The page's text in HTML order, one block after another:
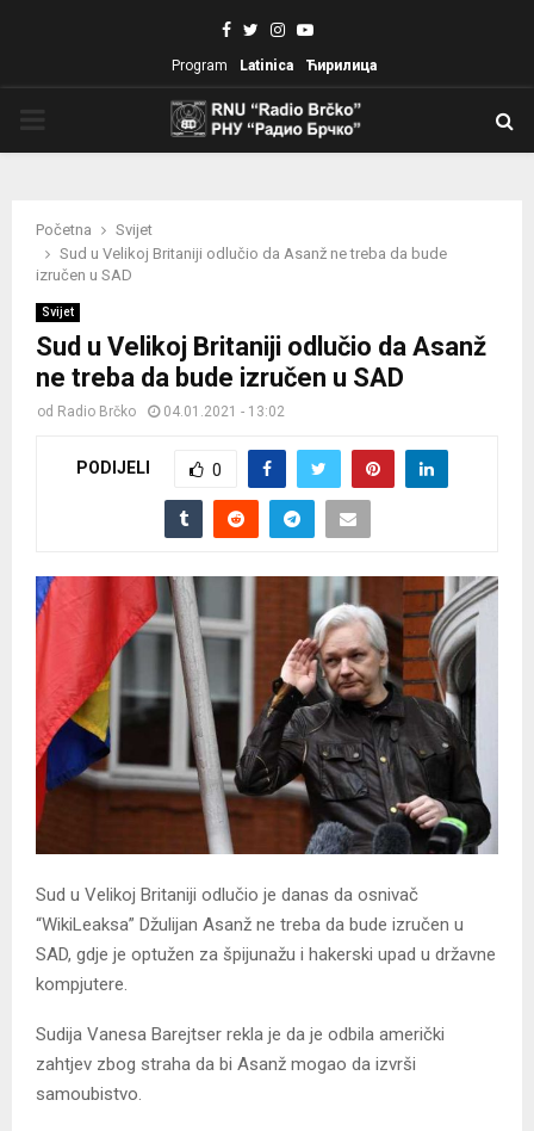
Facebook
TwitterInstagram
Youtube
Program Latinica Ћирилица
Početna
Svijet
Sud u Velikoj Britaniji odlučio da Asanž ne treba da bude
izručen u SAD
Svijet
Sud u Velikoj Britaniji odlučio da Asanž
ne treba da bude izručen u SAD
od Radio Brčko 04.01.2021 - 13:02
PODIJELI 0
Sud u Velikoj Britaniji odlučio je danas da osnivač
“WikiLeaksa” Džulijan Asanž ne treba da bude izručen u
SAD, gdje je optužen za špijunažu i hakerski upad u državne
kompjutere.
Sudija Vanesa Barejtser rekla je da je odbila američki
zahtjev zbog straha da bi Asanž mogao da izvrši
samoubistvo.